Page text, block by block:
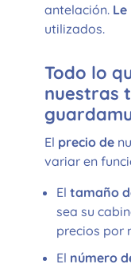
antelación.
utilizados.
Todo lo
nuestras
El precio de
variar en
El tamaño
sea su
precios por
El número